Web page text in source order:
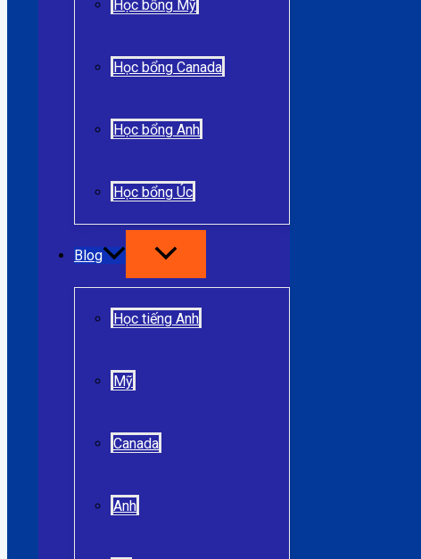
Học bổng Mỹ
Học bổng Canada
Học bổng Anh
Học bổng Úc
Blog
Học tiếng Anh
Mỹ
Canada
Anh